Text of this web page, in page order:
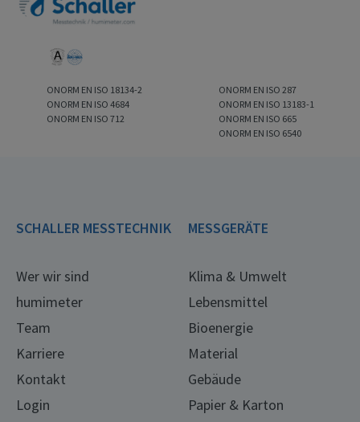
ONORM EN ISO 18134-2
ONORM EN ISO 4684
ONORM EN ISO 712
ONORM EN ISO 287
ONORM EN ISO 13183-1
ONORM EN ISO 665
ONORM EN ISO 6540
SCHALLER MESSTECHNIK
Wer wir sind
humimeter
Team
Karriere
Kontakt
Login
MESSGERÄTE
Klima & Umwelt
Lebensmittel
Bioenergie
Material
Gebäude
Papier & Karton